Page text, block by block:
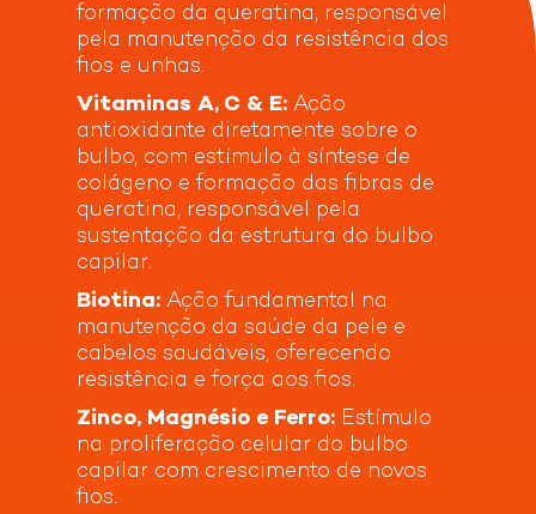
Detalhes do Produto
A linha Doctar Force é o tratamento Darrow para
cabelos enfraquecidos e com queda. Para uma
maior eficácia, conheça a linha completa: Doctar
Force Shampoo e Doctar Forcecaps Suplemento
Oral.
Indicação de uso:
enfraquecidos e/ou com queda capilar OU cabelos
enfraquecidos e/ou queda capilar.
Estudos clínicos comprovam:
Reduz em 64% a quebra dos fios
Reduz em 23% a queda capilar
Benefícios:
Reduz a queda e quebra capilar
Estimula o crescimento dos fios
Fortalece e dá resistência ao cabelo e unhas
Modo de uso
Ingerir um comprimido ao dia, em complemento a
uma alimentação equilibrada e um estilo de vida
saudável. Programa recomendado: 3 meses. Uso
adulto. Não contém glúten.
Ingredientes
Óxido de magnésio, ácido ascórbico,
betacaroteno, bisglicinato ferroso, acetato de
DL-alfatocoferila, nicotinamida, bisglicinato de
zinco, D-pantotenato de cálcio, cianocobalamina,
cloridrato de piridoxina, tiamina mononitrato, D-
biotina, riboflavina, ácido N-pteroil-L-glutâmico,
estabilizante croscarmelose sódica,
antiumectantes dióxido de silício e estearato de
magnésio vegetal, agente de massa celulose
microcristalina, glaceantes
Vegano
Não testado em
animais
formação da queratina, responsável
pela manutenção da resistência dos
fios e unhas.
Vitaminas A, C & E: Ação
antioxidante diretamente sobre o
bulbo, com estímulo à síntese de
colágeno e formação das fibras de
queratina, responsável pela
sustentação da estrutura do bulbo
capilar.
Biotina: Ação fundamental na
manutenção da saúde da pele e
cabelos saudáveis, oferecendo
resistência e força aos fios.
Zinco, Magnésio e Ferro: Estímulo
na proliferação celular do bulbo
capilar com crescimento de novos
fios.